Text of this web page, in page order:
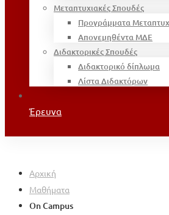
Μεταπτυχιακές Σπουδές
Προγράμματα
Απονεμηθέντα ΜΔΕ
Διδακτορικές Σπουδές
Διδακτορικό δίπλωμα
Λίστα Διδακτόρων
Έρευνα
Αρχική
Μαθήματα
On Campus